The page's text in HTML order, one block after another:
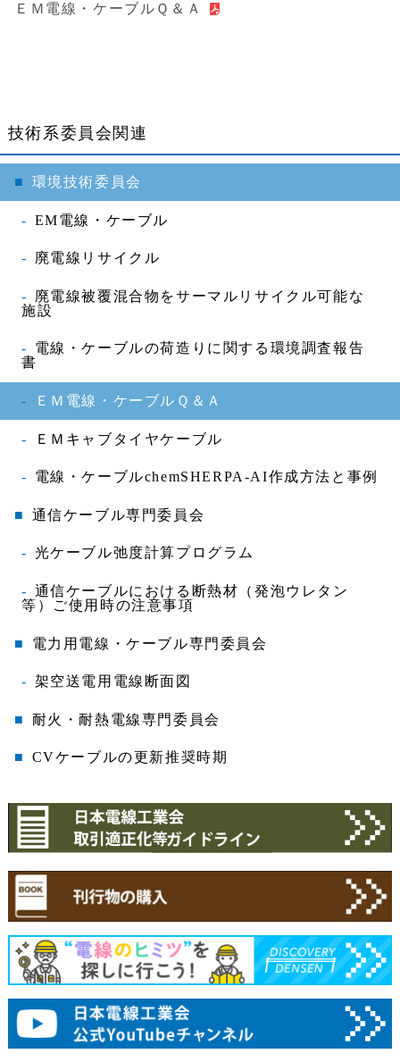
ＥＭ電線・ケーブルＱ＆Ａ
技術系委員会関連
環境技術委員会
EM電線・ケーブル
廃電線リサイクル
廃電線被覆混合物をサーマルリサイクル可能な
施設
電線・ケーブルの荷造りに関する環境調査報告
書
ＥＭ電線・ケーブルＱ＆Ａ
ＥＭキャブタイヤケーブル
電線・ケーブルchemSHERPA-AI作成方法と事例
通信ケーブル専門委員会
光ケーブル弛度計算プログラム
通信ケーブルにおける断熱材（発泡ウレタン
等）ご使用時の注意事項
電力用電線・ケーブル専門委員会
架空送電用電線断面図
耐火・耐熱電線専門委員会
CVケーブルの更新推奨時期